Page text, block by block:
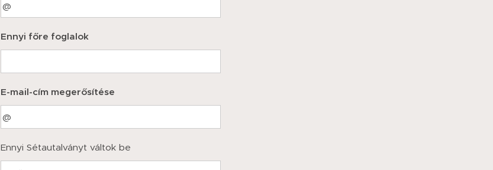
Ennyi főre foglalok
E-mail-cím megerősítése
Ennyi Sétautalványt váltok be